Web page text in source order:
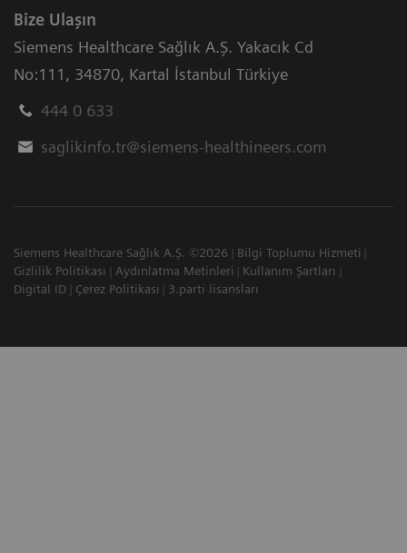
Bize Ulaşın
Siemens Healthcare Sağlık A.Ş. Yakacık Cd
No:111, 34870, Kartal İstanbul Türkiye
444 0 633
saglikinfo.tr@siemens-healthineers.com
Siemens Healthcare Sağlık A.Ş. ©2026
Bilgi Toplumu Hizmeti
Gizlilik Politikası
Aydınlatma Metinleri
Kullanım Şartları
Digital ID
Çerez Politikası 3.parti lisansları